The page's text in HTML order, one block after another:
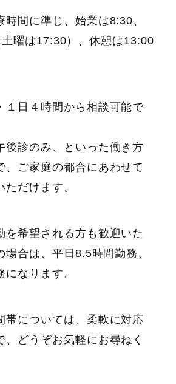
時間に準じ、始業は8:30、
曜は17:30）、休憩は13:00
１日４時間から相談可能で
後診のみ、といった働き方
、ご家庭の都合にあわせて
だけます。
を希望される方も歓迎いた
場合は、平日8.5時間勤務、
なります。
帯については、柔軟に対応
、どうぞお気軽にお尋ねく